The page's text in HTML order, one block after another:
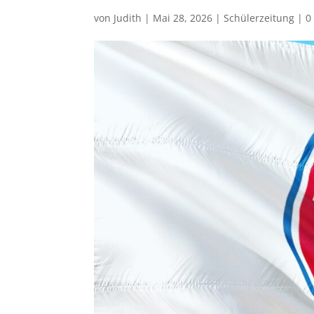
von Judith | Mai 28, 2026 |Schülerzeitung |0